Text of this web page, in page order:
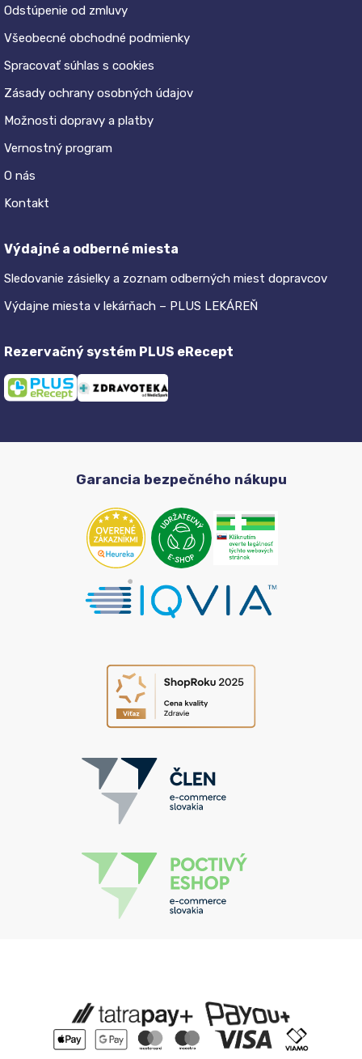
Odstúpenie od zmluvy
Všeobecné obchodné podmienky
Spracovať súhlas s cookies
Zásady ochrany osobných údajov
Možnosti dopravy a platby
Vernostný program
O nás
Kontakt
Výdajné a odberné miesta
Sledovanie zásielky a zoznam odberných miest dopravcov
Výdajne miesta v lekárňach – PLUS LEKÁREŇ
Rezervačný systém PLUS eRecept
Garancia bezpečného nákupu